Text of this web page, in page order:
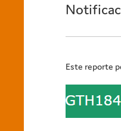
Este reporte